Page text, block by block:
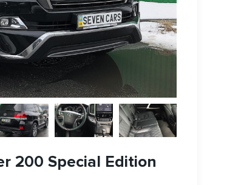
200 Special Edition